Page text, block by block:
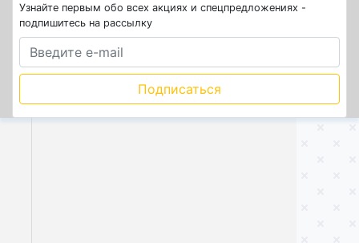
Узнайте первым обо всех акциях и спецпредложениях -
подпишитесь на рассылку